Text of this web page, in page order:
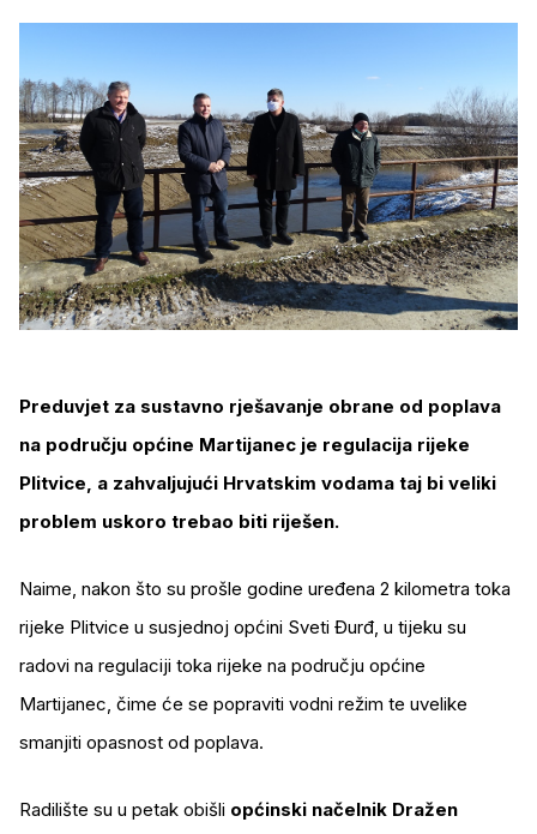
Preduvjet za sustavno rješavanje obrane od poplava
na području općine Martijanec je regulacija rijeke
Plitvice, a zahvaljujući Hrvatskim vodama taj bi veliki
problem uskoro trebao biti riješen.
Naime, nakon što su prošle godine uređena 2 kilometra toka
rijeke Plitvice u susjednoj općini Sveti Đurđ, u tijeku su
radovi na regulaciji toka rijeke na području općine
Martijanec, čime će se popraviti vodni režim te uvelike
smanjiti opasnost od poplava.
Radilište su u petak obišli općinski načelnik Dražen